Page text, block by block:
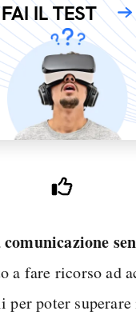
FAI IL TEST
comunicazione
a fare ricorso ad
per poter